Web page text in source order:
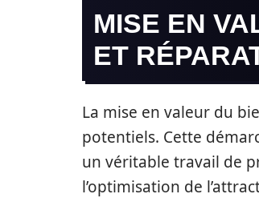
MISE EN
ET
La mise en valeur du
potentiels. Cette
un véritable travail de
l’optimisation de